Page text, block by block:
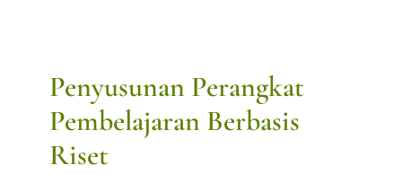
Penyusunan Perangkat
Pembelajaran Berbasis
Riset